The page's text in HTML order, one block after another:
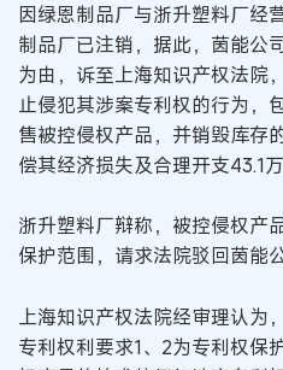
因绿恩制品厂与浙升塑料厂经
制品厂已注销，据此，茵能公
为由，诉至上海知识产权法院
止侵犯其涉案专利权的行为，
售被控侵权产品，并销毁库存
偿其经济损失及合理开支43.1万
浙升塑料厂辩称，被控侵权产
保护范围，请求法院驳回茵能
上海知识产权法院经审理认为
专利权利要求1、2为专利权保